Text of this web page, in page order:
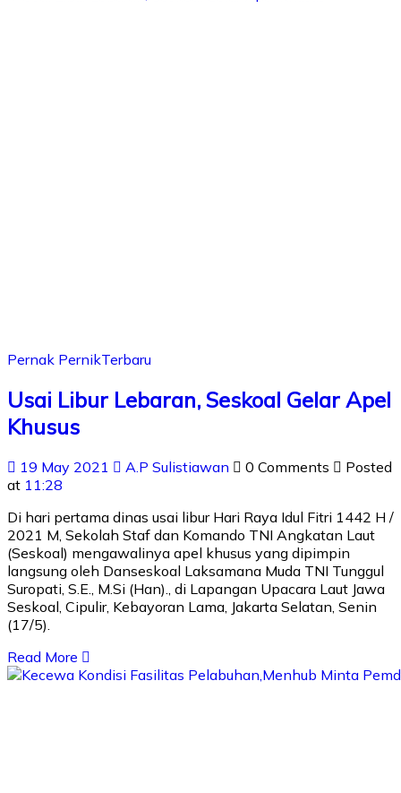
Pernak PernikTerbaru
Usai Libur Lebaran, Seskoal Gelar Apel
Khusus
19 May 2021 A.P Sulistiawan 0 Comments
Posted
at 11:28
Di hari pertama dinas usai libur Hari Raya Idul Fitri 1442 H /
2021 M, Sekolah Staf dan Komando TNI Angkatan Laut
(Seskoal) mengawalinya apel khusus yang dipimpin
langsung oleh Danseskoal Laksamana Muda TNI Tunggul
Suropati, S.E., M.Si (Han)., di Lapangan Upacara Laut Jawa
Seskoal, Cipulir, Kebayoran Lama, Jakarta Selatan, Senin
(17/5).
Read More